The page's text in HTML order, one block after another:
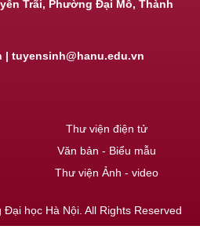
Trãi, Phường Đại Mỗ, Thành
| tuyensinh@hanu.edu.vn
Thư viện điện tử
Văn bản - Biểu mẫu
Thư viện Ảnh - video
học Hà Nội. All Rights Reserved